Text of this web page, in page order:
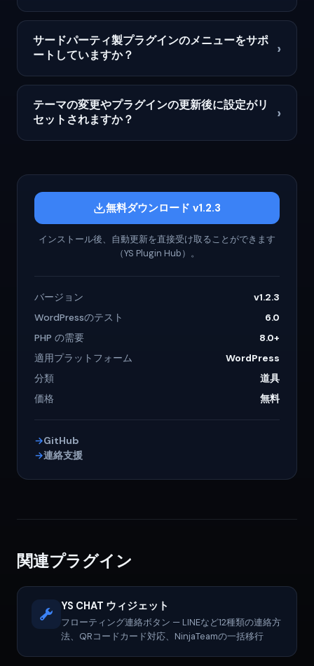
サードパーティ製プラグインのメニューをサポ
ートしていますか？
›
テーマの変更やプラグインの更新後に設定がリ
セットされますか？
›
無料ダウンロード v1.2.3
インストール後、自動更新を直接受け取ることができます
（YS Plugin Hub）。
バージョン
v1.2.3
WordPressのテスト
6.0
PHP の需要
8.0+
適用プラットフォーム
WordPress
分類
道具
価格
無料
GitHub
連絡支援
関連プラグイン
YS CHAT ウィジェット
フローティング連絡ボタン — LINEなど12種類の連絡方
法、QRコードカード対応、NinjaTeamの一括移行